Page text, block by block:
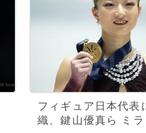
フィギュア日本代表
織、鍵山優真ら ミラ